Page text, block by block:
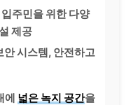
입주민을 위한 다양
제공
안 시스템, 안전하고
에 넓은 녹지 공간을